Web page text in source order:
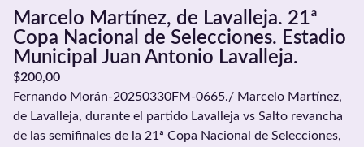
Marcelo Martínez, de Lavalleja. 21ª
Copa Nacional de Selecciones. Estadio
Municipal Juan Antonio Lavalleja.
$200,00
Fernando Morán-20250330FM-0665./ Marcelo Martínez,
de Lavalleja, durante el partido Lavalleja vs Salto revancha
de las semifinales de la 21ª Copa Nacional de Selecciones,